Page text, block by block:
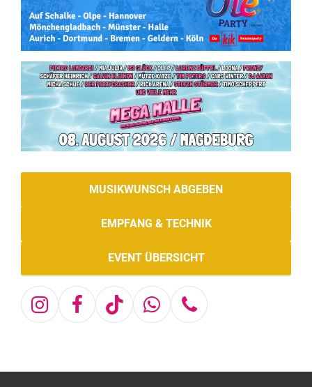
MUSIKWUNSCH ABGEBEN
EMPFANG & TECHNIK
EVENT ÜBERSICHT
Instagram
Facebook
TiktokWhatsapp
Telefon